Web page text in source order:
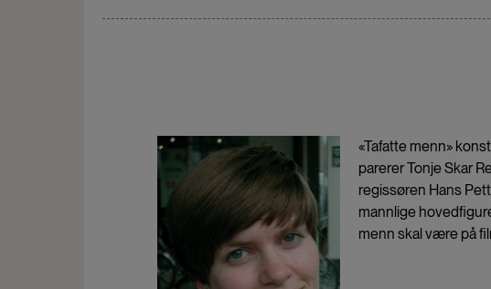
«Tafatte menn»
parerer Tonje Skar
regissøren Hans
mannlige
menn skal være på